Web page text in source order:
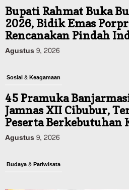
Bupati Rahmat Buka
2026, Bidik Emas
Rencanakan Pindah
Agustus 9, 2026
Sosial & Keagamaan
45 Pramuka
Jamnas XII Cibubur,
Peserta Berkebutuhan
Agustus 9, 2026
Budaya & Pariwisata